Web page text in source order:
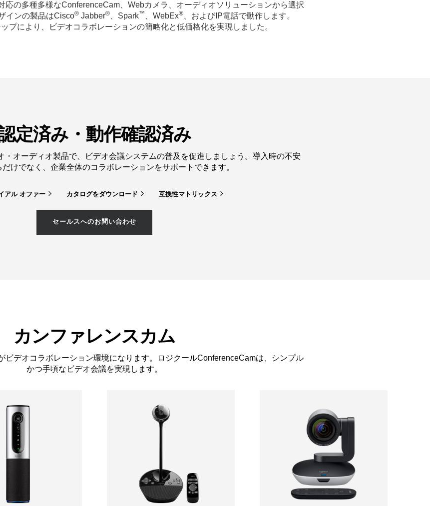
応の多種多様なConferenceCam、Webカメラ、オーディオソリューションから選択
インの製品はCisco® Jabber® 、Spark™ 、WebEx®
、およびIP電話で動作します。
プにより、ビデオコラボレーションの簡略化と低価格化を実現しました。
定済み・動作確認済み
・オーディオ製品で、ビデオ会議システムの普及を促進しましょう。導入時の不安
だけでなく、企業全体のコラボレーションをサポートできます。
アル オファー カタログをダウンロード 互換性マトリックス
セールスへのお問い合わせ
カンファレンスカム
ビデオコラボレーション環境になります。ロジクールConferenceCamは、シンプル
かつ手頃なビデオ会議を実現します。